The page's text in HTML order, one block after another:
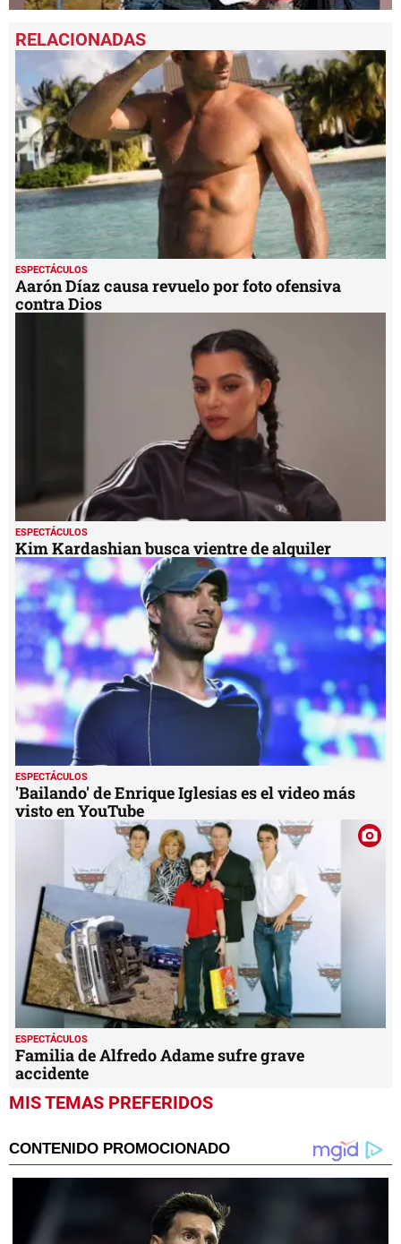
seconds
of
12
seconds
ESPECTÁCULOS
Aarón Díaz causa revuelo por foto ofensiva
contra Dios
ESPECTÁCULOS
Kim Kardashian busca vientre de alquiler
ESPECTÁCULOS
'Bailando' de Enrique Iglesias es el video más
visto en YouTube
ESPECTÁCULOS
Familia de Alfredo Adame sufre grave
accidente
MIS TEMAS PREFERIDOS